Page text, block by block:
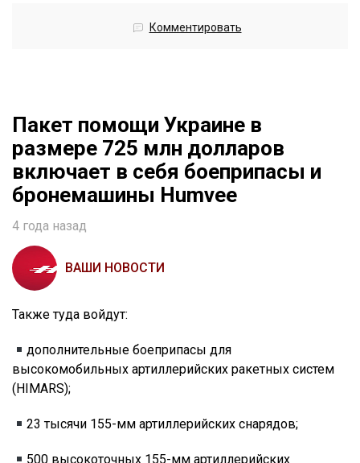
Комментировать
Пакет помощи Украине в
размере 725 млн долларов
включает в себя боеприпасы и
бронемашины Humvee
4 года назад
ВАШИ НОВОСТИ
Также туда войдут:
дополнительные боеприпасы для
высокомобильных артиллерийских ракетных систем
(HIMARS);
23 тысячи 155-мм артиллерийских снарядов;
500 высокоточных 155-мм артиллерийских